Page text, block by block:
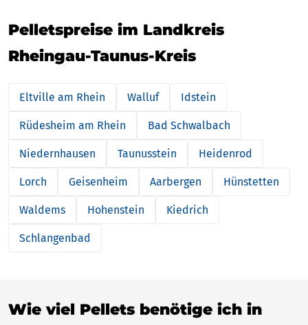
Pelletspreise im Landkreis
Rheingau-Taunus-Kreis
Eltville am Rhein Walluf Idstein
Rüdesheim am Rhein Bad Schwalbach
Niedernhausen Taunusstein Heidenrod
Lorch Geisenheim Aarbergen Hünstetten
Waldems Hohenstein Kiedrich
Schlangenbad
Wie viel Pellets benötige ich in